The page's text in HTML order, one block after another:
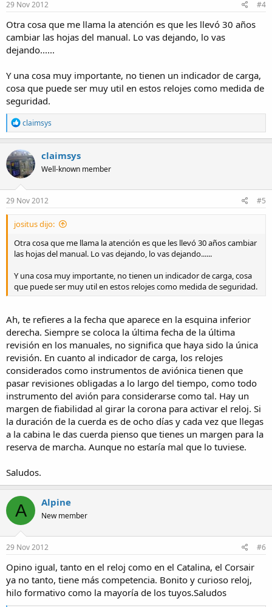
29 Nov 2012 #4
Otra cosa que me llama la atención es que les llevó 30 años
cambiar las hojas del manual. Lo vas dejando, lo vas
dejando......
Y una cosa muy importante, no tienen un indicador de carga,
cosa que puede ser muy util en estos relojes como medida de
seguridad.
R
e
a
c
t
i
o
n
s
claimsys
claimsys
Well-known member
29 Nov 2012 #5
jositus dijo:
Otra cosa que me llama la atención es que les llevó 30 años cambiar
las hojas del manual. Lo vas dejando, lo vas dejando......
Y una cosa muy importante, no tienen un indicador de carga, cosa
que puede ser muy util en estos relojes como medida de seguridad.
Ah, te refieres a la fecha que aparece en la esquina inferior
derecha. Siempre se coloca la última fecha de la última
revisión en los manuales, no significa que haya sido la única
revisión. En cuanto al indicador de carga, los relojes
considerados como instrumentos de aviónica tienen que
pasar revisiones obligadas a lo largo del tiempo, como todo
instrumento del avión para considerarse como tal. Hay un
margen de fiabilidad al girar la corona para activar el reloj. Si
la duración de la cuerda es de ocho días y cada vez que llegas
a la cabina le das cuerda pienso que tienes un margen para la
reserva de marcha. Aunque no estaría mal que lo tuviese.
Saludos.
A Alpine
New member
29 Nov 2012 #6
Opino igual, tanto en el reloj como en el Catalina, el Corsair
ya no tanto, tiene más competencia. Bonito y curioso reloj,
hilo formativo como la mayoría de los tuyos.Saludos